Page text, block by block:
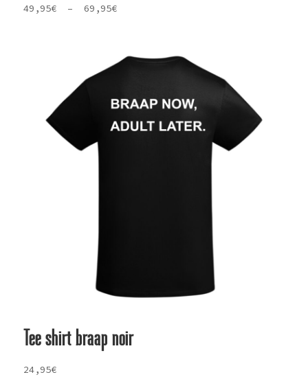
49,95€ – 69,95€Plage
49,95€
Tee shirt braap noir
24,95€